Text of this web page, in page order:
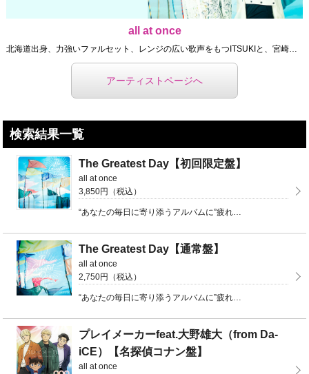
all at once
北海道出身、力強いファルセット、レンジの広い歌声をもつITSUKIと、宮崎県出身、少年のように素朴で ...
アーティストページへ
検索結果一覧
The Greatest Day【初回限定盤】
all at once
3,850円（税込）
“あなたの毎日に寄り添うアルバムに”疲れ悩んでしまったとき·新たなスタートを切るとき ...
The Greatest Day【通常盤】
all at once
2,750円（税込）
“あなたの毎日に寄り添うアルバムに”疲れ悩んでしまったとき·新たなスタートを切るとき ...
プレイメーカーfeat.大野雄大（from Da-
iCE）【名探偵コナン盤】
all at once